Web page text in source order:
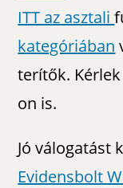
ITT az asztali
kategóriában
terítők.
on is.
Jó válogatást
Evidensbolt